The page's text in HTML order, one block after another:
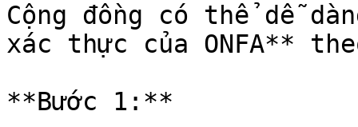
Cộng đồng có thể dễ
xác thực của ONFA**
**Bước 1:**